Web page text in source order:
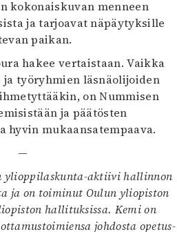
kokonaiskuvan menneen
ja tarjoavat näpäytyksille
paikan.
hakee vertaistaan. Vaikka
työryhmien läsnäolijoiden
on Nummisen
ja päätösten
hyvin mukaansatempaava.
—
ylioppilaskunta-aktiivi hallinnon
ja on toiminut Oulun yliopiston
hallituksissa. Kemi on
johdosta opetus-